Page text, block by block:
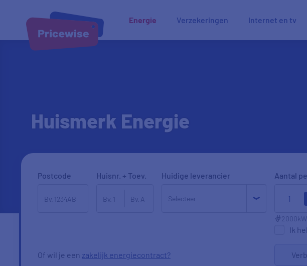
Energie Verzekeringen Internet en tv
Huismerk Energie
Postcode Huisnr. + Toev. Huidige leverancier Aantal
1
2000
Ik
Of wil je een zakelijk energiecontract?